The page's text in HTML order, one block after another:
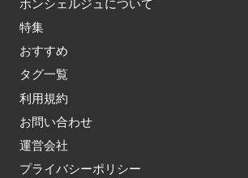
ホンシェルジュについて
特集
おすすめ
タグ一覧
利用規約
お問い合わせ
運営会社
プライバシーポリシー